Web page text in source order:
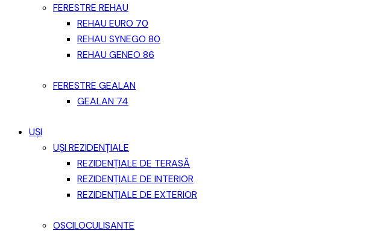
FERESTRE REHAU
REHAU EURO 70
REHAU SYNEGO 80
REHAU GENEO 86
FERESTRE GEALAN
GEALAN 74
UȘI
UȘI REZIDENȚIALE
REZIDENȚIALE DE TERASĂ
REZIDENȚIALE DE INTERIOR
REZIDENȚIALE DE EXTERIOR
OSCILOCULISANTE